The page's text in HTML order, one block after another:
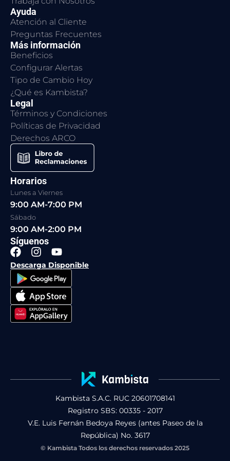
Ayuda
Atención al Cliente
Preguntas Frecuentes
Más información
Beneficios
Configurar Alertas
Tipo de Cambio Hoy
¿Qué es Kambista?
Legal
Términos y Condiciones
Políticas de Privacidad
Derechos ARCO
Horarios
Lunes a Viernes
9:00 AM-7:00 PM
Sábado
9:00 AM-2:00 PM
Síguenos
F
a
c
e
b
o
o
k
I
n
s
t
a
g
r
a
Y
o
u
t
u
b
e
Descarga Disponible
Kambista S.A.C. RUC 20601708141
Registro SBS: 00335 - 2017
V.E. Luis Fernán Bedoya Reyes (antes Paseo de la
República) No. 3617
© Kambista Todos los derechos reservados 2025